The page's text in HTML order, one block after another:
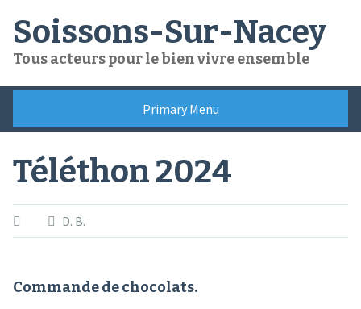
content
Soissons-Sur-Nacey
Tous acteurs pour le bien vivre ensemble
Primary Menu
Téléthon 2024
D. B.
Commande de chocolats.